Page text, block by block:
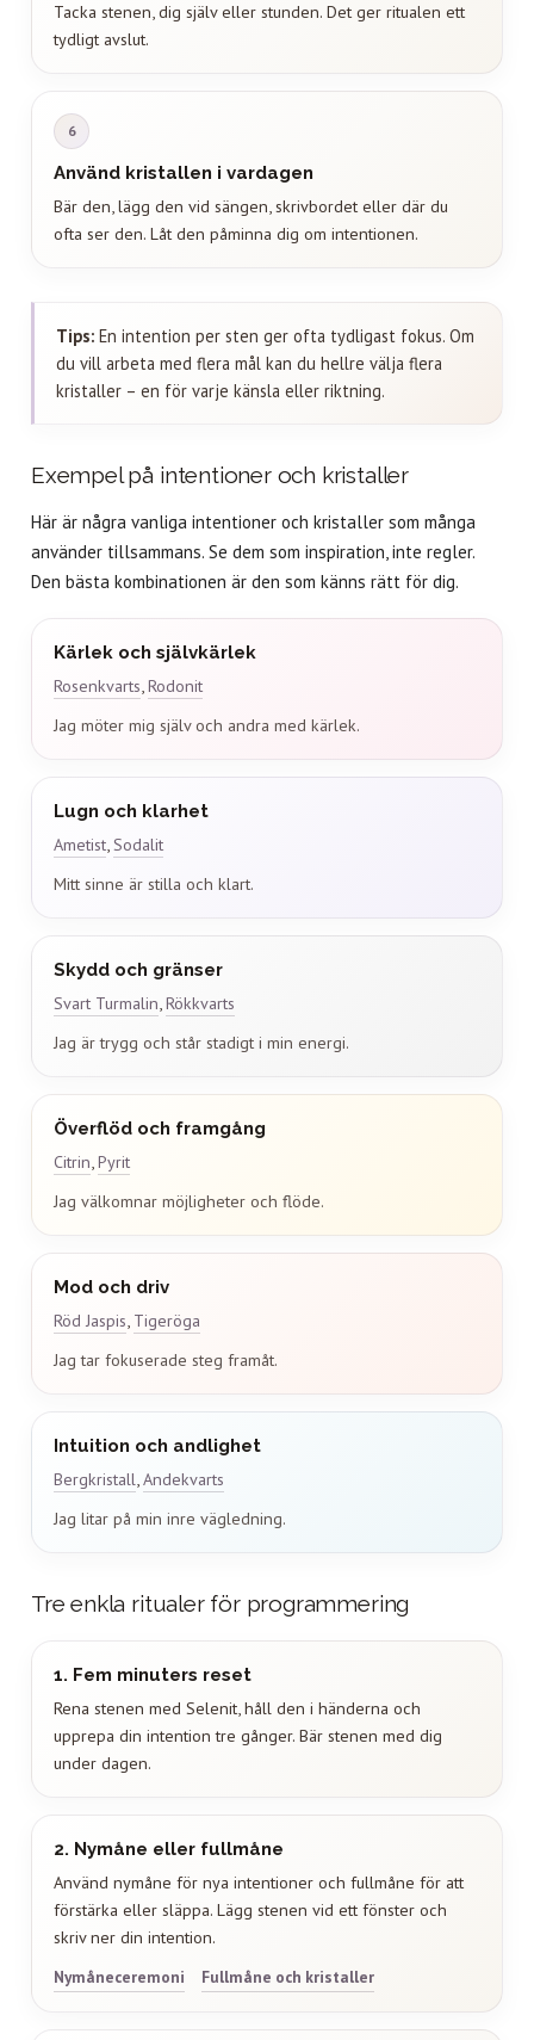
Tacka stenen, dig själv eller stunden. Det ger ritualen ett
tydligt avslut.
6
Använd kristallen i vardagen
Bär den, lägg den vid sängen, skrivbordet eller där du
ofta ser den. Låt den påminna dig om intentionen.
Tips: En intention per sten ger ofta tydligast fokus. Om
du vill arbeta med flera mål kan du hellre välja flera
kristaller – en för varje känsla eller riktning.
Exempel på intentioner och kristaller
Här är några vanliga intentioner och kristaller som många
använder tillsammans. Se dem som inspiration, inte regler.
Den bästa kombinationen är den som känns rätt för dig.
Kärlek och självkärlek
Rosenkvarts,Rodonit
Jag möter mig själv och andra med kärlek.
Lugn och klarhet
Ametist,Sodalit
Mitt sinne är stilla och klart.
Skydd och gränser
Svart Turmalin,Rökkvarts
Jag är trygg och står stadigt i min energi.
Överflöd och framgång
Citrin,Pyrit
Jag välkomnar möjligheter och flöde.
Mod och driv
Röd Jaspis, Tigeröga
Jag tar fokuserade steg framåt.
Intuition och andlighet
Bergkristall,Andekvarts
Jag litar på min inre vägledning.
Tre enkla ritualer för programmering
1. Fem minuters reset
Rena stenen med Selenit, håll den i händerna och
upprepa din intention tre gånger. Bär stenen med dig
under dagen.
2. Nymåne eller fullmåne
Använd nymåne för nya intentioner och fullmåne för att
förstärka eller släppa. Lägg stenen vid ett fönster och
skriv ner din intention.
Nymåneceremoni
Fullmåne och kristaller